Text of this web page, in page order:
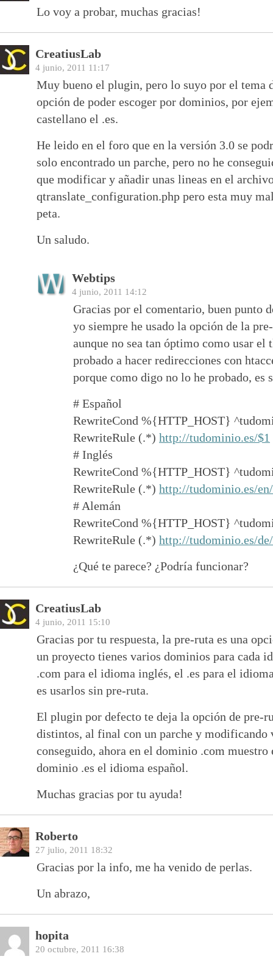
Lo voy a probar, muchas gracias!
CreatiusLab
4 junio, 2011 11:17
Muy bueno el plugin, pero lo suyo por el tema
opción de poder escoger por dominios, por
castellano el .es.
He leido en el foro que en la versión 3.0 se
solo encontrado un parche, pero no he
que modificar y añadir unas lineas en el
qtranslate_configuration.php pero esta muy
peta.
Un saludo.
Webtips
4 junio, 2011 14:12
Gracias por el comentario, buen punto
yo siempre he usado la opción de la
aunque no sea tan óptimo como usar el
probado a hacer redirecciones con
porque como digo no lo he probado, es
# Español
RewriteCond %{HTTP_HOST}
RewriteRule (.*) http://tudominio.es/$1
# Inglés
RewriteCond %{HTTP_HOST}
RewriteRule (.*) http://tudominio.es/
# Alemán
RewriteCond %{HTTP_HOST}
RewriteRule (.*) http://tudominio.es/
¿Qué te parece? ¿Podría funcionar?
CreatiusLab
4 junio, 2011 15:10
Gracias por tu respuesta, la pre-ruta es una
un proyecto tienes varios dominios para cada
.com para el idioma inglés, el .es para el
es usarlos sin pre-ruta.
El plugin por defecto te deja la opción de pre-
distintos, al final con un parche y modificando
conseguido, ahora en el dominio .com
dominio .es el idioma español.
Muchas gracias por tu ayuda!
Roberto
27 julio, 2011 18:32
Gracias por la info, me ha venido de perlas.
Un abrazo,
hopita
20 octubre, 2011 16:38